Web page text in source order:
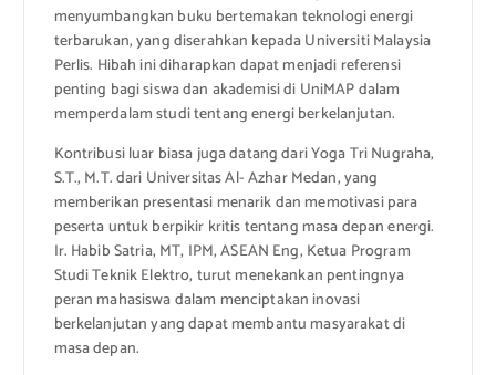
menyumbangkan buku bertemakan teknologi energi
terbarukan, yang diserahkan kepada Universiti Malaysia
Perlis. Hibah ini diharapkan dapat menjadi referensi
penting bagi siswa dan akademisi di UniMAP dalam
memperdalam studi tentang energi berkelanjutan.
Kontribusi luar biasa juga datang dari Yoga Tri Nugraha,
S.T., M.T. dari Universitas Al- Azhar Medan, yang
memberikan presentasi menarik dan memotivasi para
peserta untuk berpikir kritis tentang masa depan energi.
Ir. Habib Satria, MT, IPM, ASEAN Eng, Ketua Program
Studi Teknik Elektro, turut menekankan pentingnya
peran mahasiswa dalam menciptakan inovasi
berkelanjutan yang dapat membantu masyarakat di
masa depan.